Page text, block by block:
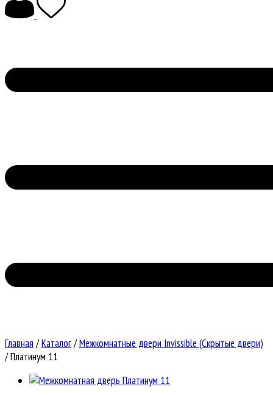
Главная /Каталог/Межкомнатные двери Invissible (Скрытые двери)
/Платинум 11